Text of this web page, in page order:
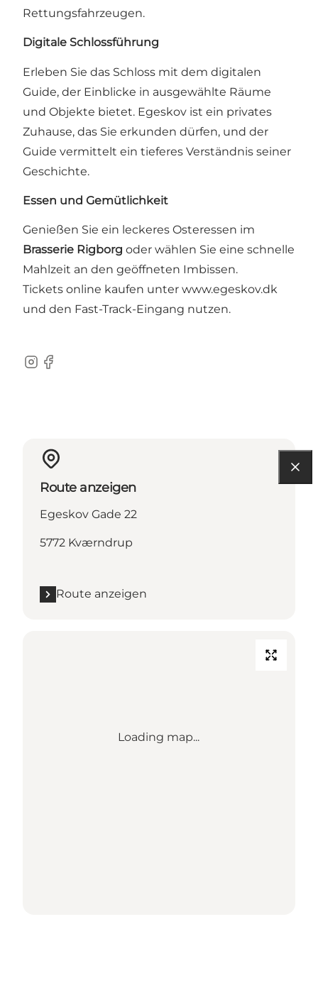
Rettungsfahrzeugen.
Digitale Schlossführung
Erleben Sie das Schloss mit dem digitalen
Guide, der Einblicke in ausgewählte Räume
und Objekte bietet. Egeskov ist ein privates
Zuhause, das Sie erkunden dürfen, und der
Guide vermittelt ein tieferes Verständnis seiner
Geschichte.
Essen und Gemütlichkeit
Genießen Sie ein leckeres Osteressen im
Brasserie Rigborg oder wählen Sie eine schnelle
Mahlzeit an den geöffneten Imbissen.
Tickets online kaufen unter www.egeskov.dk
und den Fast-Track-Eingang nutzen.
Instagram
Facebook
Route anzeigen
Egeskov Gade 22
5772 Kværndrup
Route anzeigen
Loading map...